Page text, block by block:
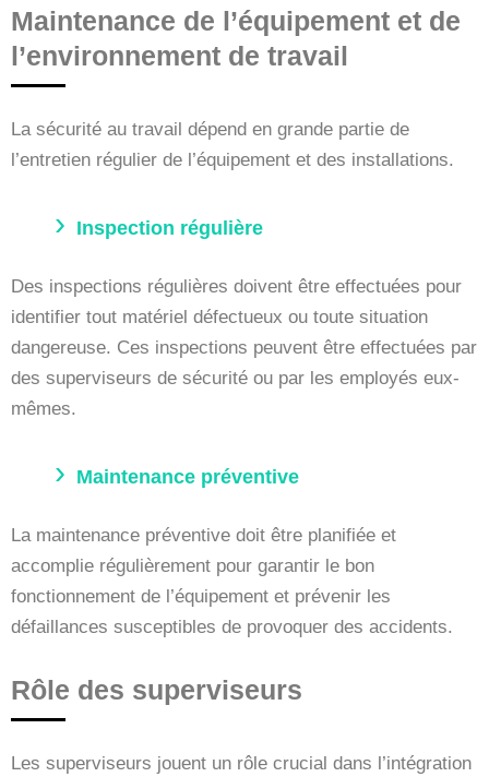
Maintenance de l’équipement et de
l’environnement de travail
La sécurité au travail dépend en grande partie de
l’entretien régulier de l’équipement et des installations.
Inspection régulière
Des inspections régulières doivent être effectuées pour
identifier tout matériel défectueux ou toute situation
dangereuse. Ces inspections peuvent être effectuées par
des superviseurs de sécurité ou par les employés eux-
mêmes.
Maintenance préventive
La maintenance préventive doit être planifiée et
accomplie régulièrement pour garantir le bon
fonctionnement de l’équipement et prévenir les
défaillances susceptibles de provoquer des accidents.
Rôle des superviseurs
Les superviseurs jouent un rôle crucial dans l’intégration